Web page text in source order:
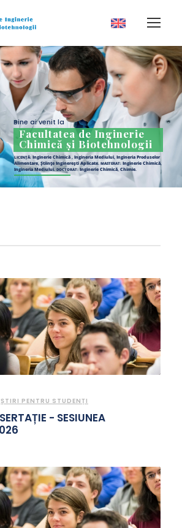
Bine ai venit la
Facultatea de Inginerie
Chimică și Biotehnologii
LICENȚĂ: Inginerie Chimică , Ingineria Mediului, Ingineria Produselor
Alimentare, Științe Inginerești Aplicate. MASTERAT: Inginerie Chimică,
Ingineria Mediului. DOCTORAT: Inginerie Chimică, Chimie.
ȘTIRI PENTRU STUDENȚI
- SESIUNEA